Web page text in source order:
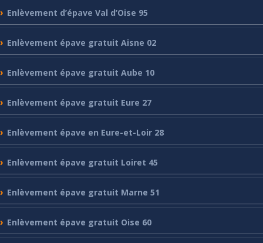
Enlèvement d’épave Val d’Oise 95
Enlèvement épave gratuit Aisne 02
Enlèvement épave gratuit Aube 10
Enlèvement épave gratuit Eure 27
Enlèvement épave en Eure-et-Loir 28
Enlèvement épave gratuit Loiret 45
Enlèvement épave gratuit Marne 51
Enlèvement épave gratuit Oise 60